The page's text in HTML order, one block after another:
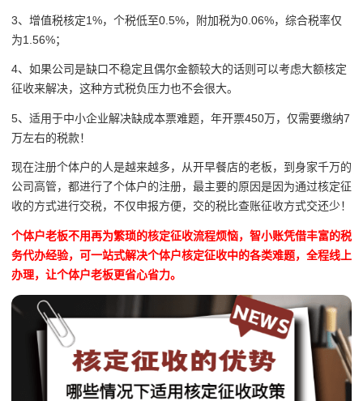
3、增值税核定1%，个税低至0.5%，附加税为0.06%，综合税率仅
为1.56%；
4、如果公司是缺口不稳定且偶尔金额较大的话则可以考虑大额核定
征收来解决，这种方式税负压力也不会很大。
5、适用于中小企业解决缺成本票难题，年开票450万，仅需要缴纳7
万左右的税款！
现在注册个体户的人是越来越多，从开早餐店的老板，到身家千万的
公司高管，都进行了个体户的注册，最主要的原因是因为通过核定征
收的方式进行交税，不仅申报方便，交的税比查账征收方式交还少！
个体户老板不用再为繁琐的核定征收流程烦恼，智小账凭借丰富的税
务代办经验，可一站式解决个体户核定征收中的各类难题，全程线上
办理，让个体户老板更省心省力。